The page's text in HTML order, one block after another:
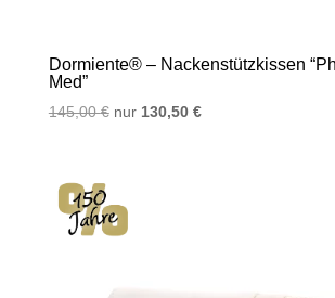
Dormiente® – Nackenstützkissen
Med”
145,00€ Ursprünglicher
nur 130,50 €Aktueller